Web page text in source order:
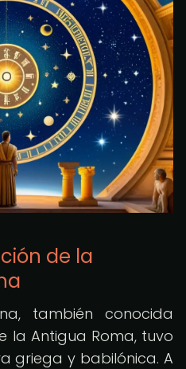
de la
también conocida
Antigua Roma, tuvo
griega y babilónica. A